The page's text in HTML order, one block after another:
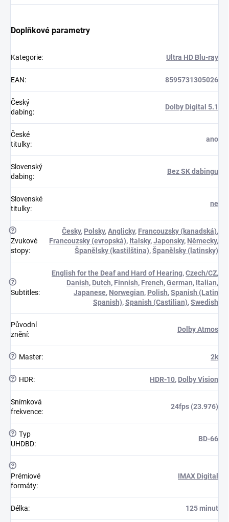
Doplňkové parametry
Kategorie: Ultra HD Blu-ray
EAN: 8595731305026
Český
dabing:
Dolby Digital 5.1
České
titulky:
ano
Slovenský
dabing:
Bez SK dabingu
Slovenské
titulky:
ne
?
Zvukové
stopy:
Česky, Polsky,Anglicky, Francouzsky (kanadská),
Francouzsky (evropská), Italsky,Japonsky, Německy,
Španělsky (kastilština),Španělsky (latinsky)
?
Subtitles:
English for the Deaf and Hard of Hearing,Czech/CZ,
Danish, Dutch, Finnish, French,German, Italian,
Japanese, Norwegian, Polish,Spanish (Latin
Spanish),Spanish (Castilian),Swedish
Původní
znění:
Dolby Atmos
? Master: 2k
? HDR: HDR-10, Dolby Vision
Snímková
frekvence:
24fps (23.976)
? Typ
UHDBD:
BD-66
?
Prémiové
formáty:
IMAX Digital
Délka: 125 minut